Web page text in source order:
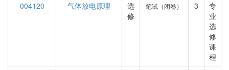
004120
气体放电原理
选
修
笔试（闭卷） 3
专
业
选
修
课
程